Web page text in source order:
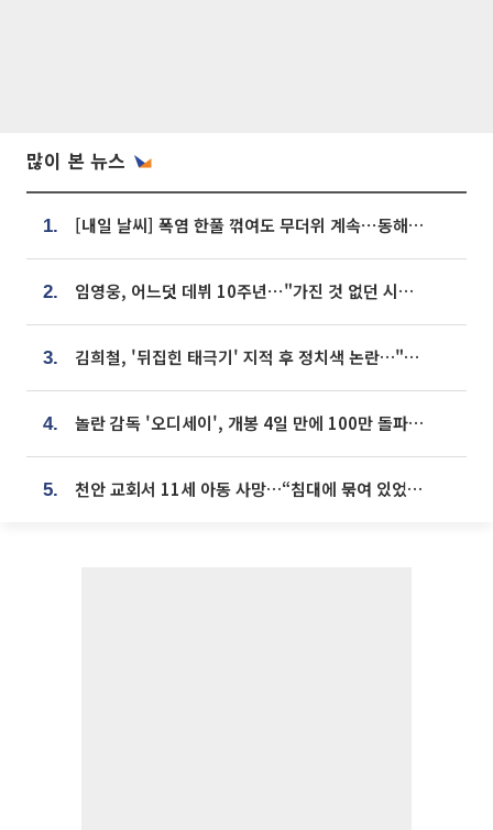
많이 본 뉴스
1. [내일 날씨] 폭염 한풀 꺾여도 무더위 계속⋯동해안 이틀 연속 비
2. 임영웅, 어느덧 데뷔 10주년⋯"가진 것 없던 시절, 내 앞엔 20명의 팬뿐"
3. 김희철, '뒤집힌 태극기' 지적 후 정치색 논란…"좌우 떠나 우리나라 국기"
4. 놀란 감독 '오디세이', 개봉 4일 만에 100만 돌파⋯'왕사남' 보다 빠르다
5. 천안 교회서 11세 아동 사망…“침대에 묶여 있었다” 진술 확보